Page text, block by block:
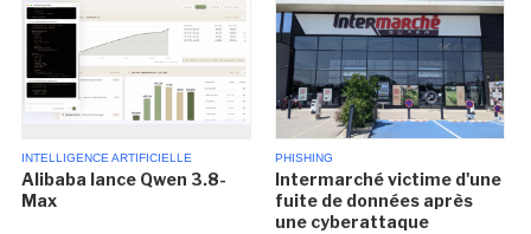
INTELLIGENCE ARTIFICIELLE
Alibaba lance Qwen 3.8-
Max
PHISHING
Intermarché victime d'une
fuite de données après
une cyberattaque